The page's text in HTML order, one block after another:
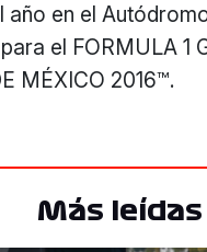
año en el
el FORMULA 1
MÉXICO 2016™.
Más leídas